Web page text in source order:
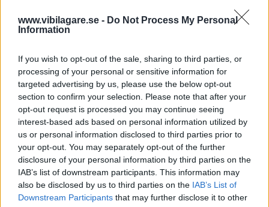
www.vibilagare.se - Do Not Process My Personal
Information
If you wish to opt-out of the sale, sharing to third parties, or
processing of your personal or sensitive information for
targeted advertising by us, please use the below opt-out
section to confirm your selection. Please note that after your
opt-out request is processed you may continue seeing
interest-based ads based on personal information utilized by
us or personal information disclosed to third parties prior to
your opt-out. You may separately opt-out of the further
disclosure of your personal information by third parties on the
IAB’s list of downstream participants. This information may
also be disclosed by us to third parties on the IAB’s List of
Downstream Participants that may further disclose it to other
med att införa de tuffare testerna.
Anledningen är enligt infrastrukturminister Andreas
Carlson (KD) bland annat att mätningarna
Den nya testmetoden påverkas dock inte av
väderförhållanden, enligt besiktningsbranschen.
”För att säkerställa detta flyttar Bilprovningen nu piloten
till stationerna i Örnsköldsvik i norr och Helsingborg-
Berga i söder”, skriver bolaget i ett pressmeddelande.